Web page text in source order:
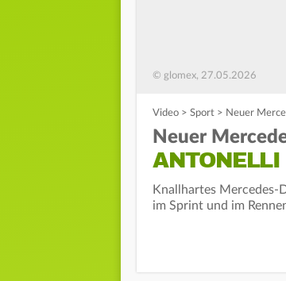
© glomex, 27.05.2026
Video > Sport > Neuer
Neuer
ANTONELLI
Knallhartes Mercedes-
im Sprint und im